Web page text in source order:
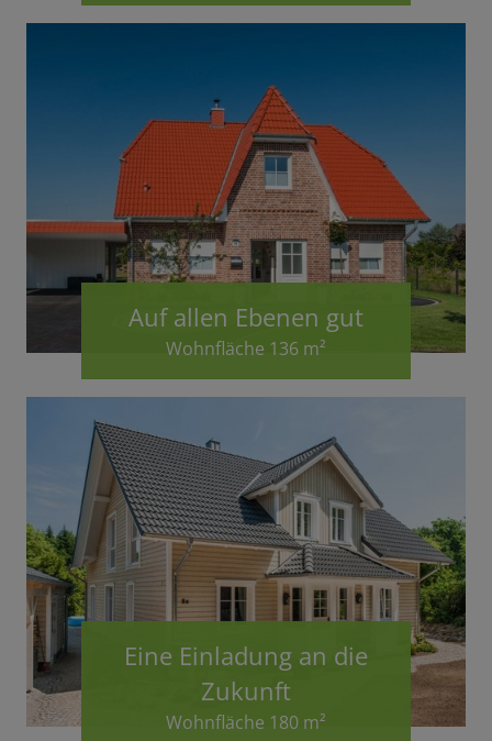
Auf allen Ebenen gut
Wohnfläche 136 m²
Eine Einladung an die
Zukunft
Wohnfläche 180 m²